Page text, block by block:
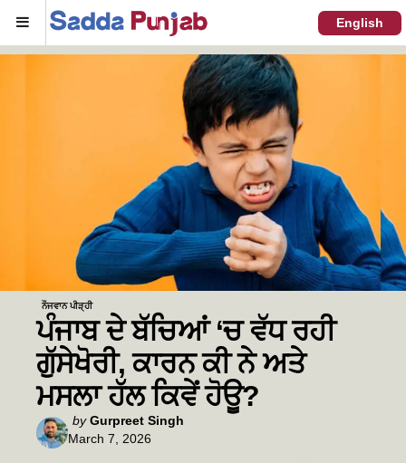
Menu English
ਨੌਜਵਾਨ ਪੀੜ੍ਹੀ
ਪੰਜਾਬ ਦੇ ਬੱਚਿਆਂ ‘ਚ ਵੱਧ ਰਹੀ
ਗੁੱਸੇਖੋਰੀ, ਕਾਰਨ ਕੀ ਨੇ ਅਤੇ
ਮਸਲਾ ਹੱਲ ਕਿਵੇਂ ਹੋਊ?
Posted
by
by Gurpreet Singh
March 7, 2026